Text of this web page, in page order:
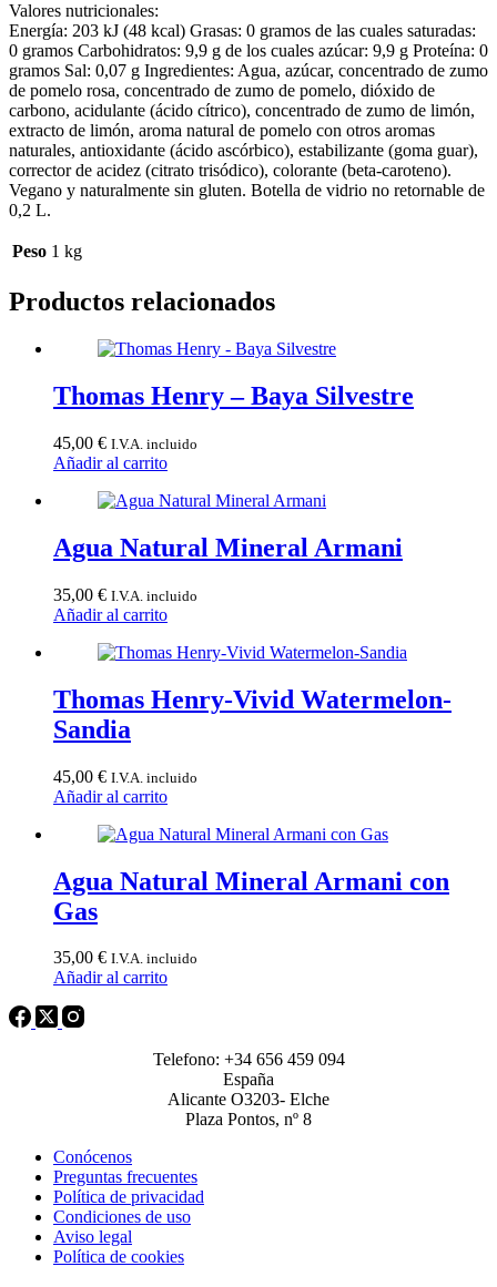
Valores nutricionales:
Energía: 203 kJ (48 kcal) Grasas: 0 gramos de las cuales saturadas:
0 gramos Carbohidratos: 9,9 g de los cuales azúcar: 9,9 g Proteína: 0
gramos Sal: 0,07 g Ingredientes: Agua, azúcar, concentrado de zumo
de pomelo rosa, concentrado de zumo de pomelo, dióxido de
carbono, acidulante (ácido cítrico), concentrado de zumo de limón,
extracto de limón, aroma natural de pomelo con otros aromas
naturales, antioxidante (ácido ascórbico), estabilizante (goma guar),
corrector de acidez (citrato trisódico), colorante (beta-caroteno).
Vegano y naturalmente sin gluten. Botella de vidrio no retornable de
0,2 L.
Peso 1 kg
Productos relacionados
Thomas Henry – Baya Silvestre
45,00 € I.V.A. incluido
Añadir al carrito
Agua Natural Mineral Armani
35,00 € I.V.A. incluido
Añadir al carrito
Thomas Henry-Vivid Watermelon-
Sandia
45,00 € I.V.A. incluido
Añadir al carrito
Agua Natural Mineral Armani con
Gas
35,00 € I.V.A. incluido
Añadir al carrito
Telefono: +34 656 459 094
España
Alicante O3203- Elche
Plaza Pontos, nº 8
Conócenos
Preguntas frecuentes
Política de privacidad
Condiciones de uso
Aviso legal
Política de cookies